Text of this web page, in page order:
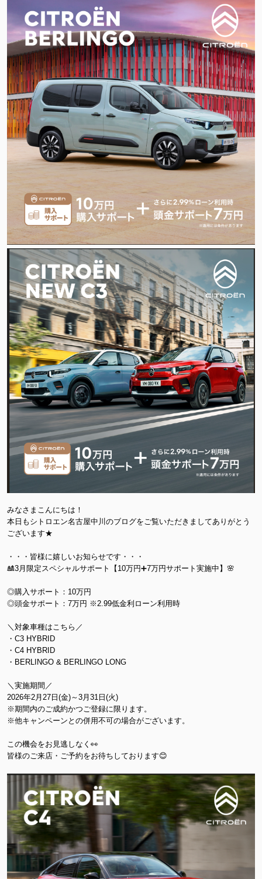
みなさまこんにちは！
本日もシトロエン名古屋中川のブログをご覧いただきましてありがとう
ございます★
・・・皆様に嬉しいお知らせです・・・
🎎3月限定スペシャルサポート【10万円➕7万円サポート実施中】🌸
◎購入サポート：10万円
◎頭金サポート：7万円 ※2.99低金利ローン利用時
＼対象車種はこちら／
・C3 HYBRID
・C4 HYBRID
・BERLINGO & BERLINGO LONG
＼実施期間／
2026年2月27日(金)～3月31日(火)
※期間内のご成約かつご登録に限ります。
※他キャンペーンとの併用不可の場合がございます。
この機会をお見逃しなく👀
皆様のご来店・ご予約をお待ちしております😊